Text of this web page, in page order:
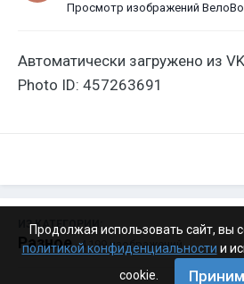
Просмотр изображений
Автоматически загружено из
Photo ID: 457263691
ИЗ КАТЕГОРИИ:
Разное · 4 199 изображений
Продолжая использовать сайт, вы
политикой конфиденциальности и
cookie.